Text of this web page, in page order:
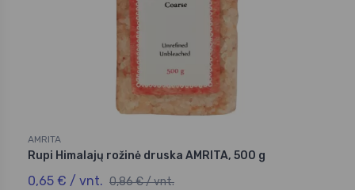
AMRITA
Rupi Himalajų rožinė druska AMRITA, 500 g
0,65 € / vnt. 0,86 € / vnt.